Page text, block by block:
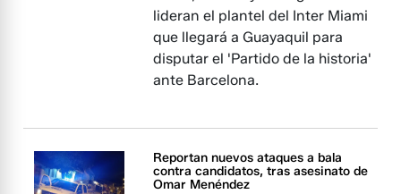
lideran el plantel del Inter Miami
que llegará a Guayaquil para
disputar el 'Partido de la historia'
ante Barcelona.
Reportan nuevos ataques a bala
contra candidatos, tras asesinato de
Omar Menéndez